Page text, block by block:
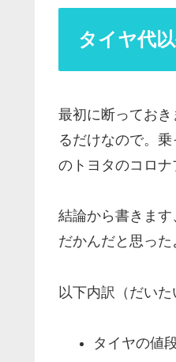
タイヤ代
最初に断ってお
るだけなので。
のトヨタのコロナ
結論から書きます
だかんだと思っ
以下内訳（だいた
タイヤの値